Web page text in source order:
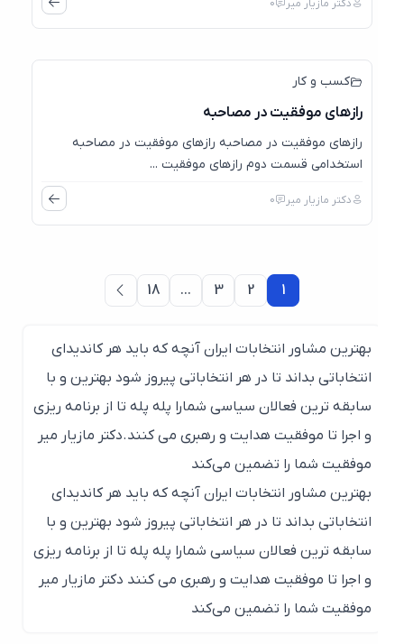
دکتر مازیار میر 0
04
کسب و کار
رازهای موفقیت در مصاحبه
رازهای موفقیت در مصاحبه رازهای موفقیت در مصاحبه
استخدامی قسمت دوم رازهای موفقیت ...
دکتر مازیار میر 0
3
…
18
بهترین مشاور انتخابات ایران آنچه که باید هر کاندیدای
انتخاباتی بداند تا در هر انتخاباتی پیروز شود بهترین و با
سابقه ترین فعالان سیاسی شمارا پله پله تا از برنامه ریزی
و اجرا تا موفقیت هدایت و رهبری می کنند.دکتر مازیار میر
موفقیت شما را تضمین می‌کند
بهترین مشاور انتخابات ایران آنچه که باید هر کاندیدای
انتخاباتی بداند تا در هر انتخاباتی پیروز شود بهترین و با
سابقه ترین فعالان سیاسی شمارا پله پله تا از برنامه ریزی
و اجرا تا موفقیت هدایت و رهبری می کنند دکتر مازیار میر
موفقیت شما را تضمین می‌کند